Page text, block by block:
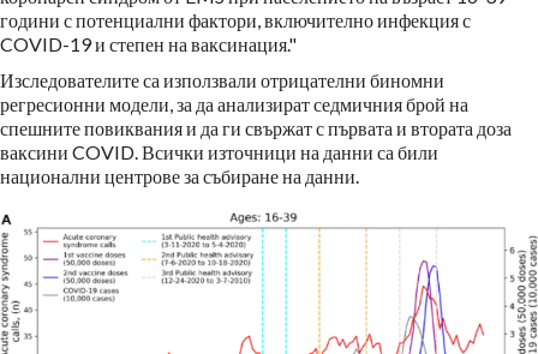
години с потенциални фактори, включително инфекция с
COVID-19 и степен на ваксинация."
Изследователите са използвали отрицателни биномни
регресионни модели, за да анализират седмичния брой на
спешните повиквания и да ги свържат с първата и втората доза
ваксини COVID. Всички източници на данни са били
национални центрове за събиране на данни.